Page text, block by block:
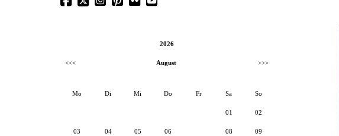
2026
<<< August >>>
Mo Di Mi Do Fr Sa So
01 02
03 04 05 06 08 09